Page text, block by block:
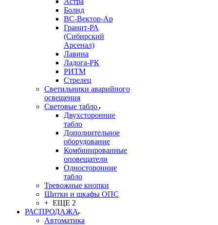
Болид
ВС-Вектор-Ар
Гранит-РА
(Сибирский
Арсенал)
Лавина
Ладога-РК
РИТМ
Стрелец
Светильники аварийного
освещения
Световые табло
Двухсторонние
табло
Дополнительное
оборудование
Комбинированные
оповещатели
Односторонние
табло
Тревожные кнопки
Щитки и шкафы ОПС
+ ЕЩЕ 2
РАСПРОДАЖА
Автоматика